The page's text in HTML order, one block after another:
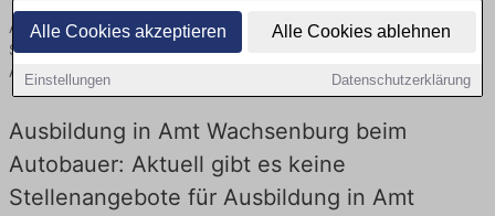
Alle Cookies akzeptieren Alle Cookies ablehnen
Einstellungen Datenschutzerklärung
Ausbildungsangebote beim Autobauer in Amt Wachsenburg finden
Sie von namhaften Firmen. Entdecken Sie freie Optionen von Top-
Arbeitgebern und bewerben Sie sich noch heute.
Ausbildung in Amt Wachsenburg beim
Autobauer: Aktuell gibt es keine
Stellenangebote für Ausbildung in Amt